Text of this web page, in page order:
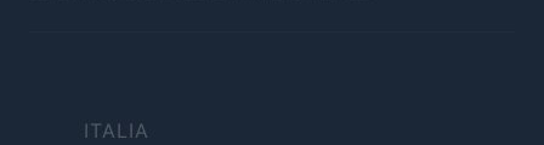
ITALIA